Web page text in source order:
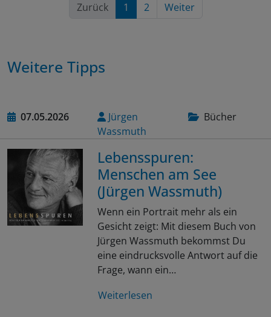
Zurück 1 2 Weiter
Weitere Tipps
07.05.2026
Jürgen
Wassmuth
Bücher
Lebensspuren:
Menschen am See
(Jürgen Wassmuth)
Wenn ein Portrait mehr als ein
Gesicht zeigt: Mit diesem Buch von
Jürgen Wassmuth bekommst Du
eine eindrucksvolle Antwort auf die
Frage, wann ein…
Weiterlesen